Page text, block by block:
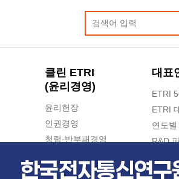
클린 ETRI
(윤리경영)
윤리헌장
인권경영
청렴·반부패경영
대표
ETRI
ETRI
연도
R&D
지식공